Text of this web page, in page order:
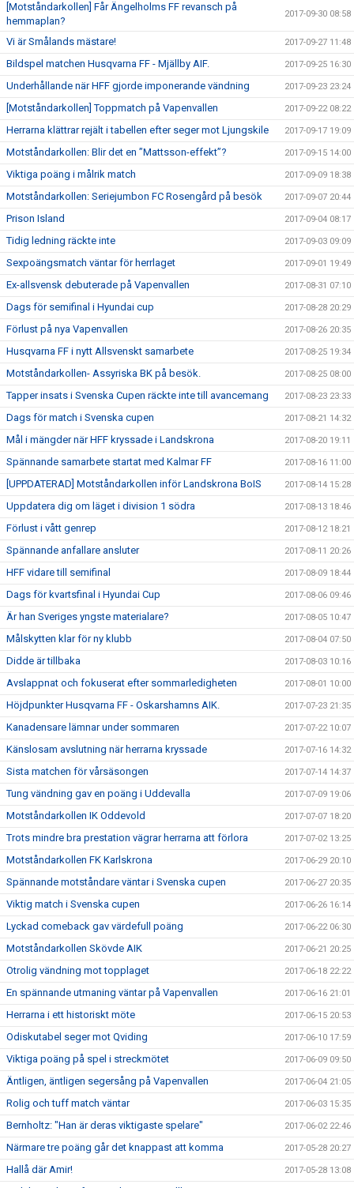
[Motståndarkollen] Får Ängelholms FF revansch på
hemmaplan?
2017-09-30 08:58
Vi är Smålands mästare! 2017-09-27 11:48
Bildspel matchen Husqvarna FF - Mjällby AIF. 2017-09-25 16:30
Underhållande när HFF gjorde imponerande vändning 2017-09-23 23:24
[Motståndarkollen] Toppmatch på Vapenvallen 2017-09-22 08:22
Herrarna klättrar rejält i tabellen efter seger mot Ljungskile 2017-09-17 19:09
Motståndarkollen: Blir det en ”Mattsson-effekt”? 2017-09-15 14:00
Viktiga poäng i målrik match 2017-09-09 18:38
Motståndarkollen: Seriejumbon FC Rosengård på besök 2017-09-07 20:44
Prison Island 2017-09-04 08:17
Tidig ledning räckte inte 2017-09-03 09:09
Sexpoängsmatch väntar för herrlaget 2017-09-01 19:49
Ex-allsvensk debuterade på Vapenvallen 2017-08-31 07:10
Dags för semifinal i Hyundai cup 2017-08-28 20:29
Förlust på nya Vapenvallen 2017-08-26 20:35
Husqvarna FF i nytt Allsvenskt samarbete 2017-08-25 19:34
Motståndarkollen- Assyriska BK på besök. 2017-08-25 08:00
Tapper insats i Svenska Cupen räckte inte till avancemang 2017-08-23 23:33
Dags för match i Svenska cupen 2017-08-21 14:32
Mål i mängder när HFF kryssade i Landskrona 2017-08-20 19:11
Spännande samarbete startat med Kalmar FF 2017-08-16 11:00
[UPPDATERAD] Motståndarkollen inför Landskrona BoIS 2017-08-14 15:28
Uppdatera dig om läget i division 1 södra 2017-08-13 18:46
Förlust i vått genrep 2017-08-12 18:21
Spännande anfallare ansluter 2017-08-11 20:26
HFF vidare till semifinal 2017-08-09 18:44
Dags för kvartsfinal i Hyundai Cup 2017-08-06 09:46
Är han Sveriges yngste materialare? 2017-08-05 10:47
Målskytten klar för ny klubb 2017-08-04 07:50
Didde är tillbaka 2017-08-03 10:16
Avslappnat och fokuserat efter sommarledigheten 2017-08-01 10:00
Höjdpunkter Husqvarna FF - Oskarshamns AIK. 2017-07-23 21:35
Kanadensare lämnar under sommaren 2017-07-22 10:07
Känslosam avslutning när herrarna kryssade 2017-07-16 14:32
Sista matchen för vårsäsongen 2017-07-14 14:37
Tung vändning gav en poäng i Uddevalla 2017-07-09 19:06
Motståndarkollen IK Oddevold 2017-07-07 18:20
Trots mindre bra prestation vägrar herrarna att förlora 2017-07-02 13:25
Motståndarkollen FK Karlskrona 2017-06-29 20:10
Spännande motståndare väntar i Svenska cupen 2017-06-27 20:35
Viktig match i Svenska cupen 2017-06-26 16:14
Lyckad comeback gav värdefull poäng 2017-06-22 06:30
Motståndarkollen Skövde AIK 2017-06-21 20:25
Otrolig vändning mot topplaget 2017-06-18 22:22
En spännande utmaning väntar på Vapenvallen 2017-06-16 21:01
Herrarna i ett historiskt möte 2017-06-15 20:53
Odiskutabel seger mot Qviding 2017-06-10 17:59
Viktiga poäng på spel i streckmötet 2017-06-09 09:50
Äntligen, äntligen segersång på Vapenvallen 2017-06-04 21:05
Rolig och tuff match väntar 2017-06-03 15:35
Bernholtz: "Han är deras viktigaste spelare" 2017-06-02 22:46
Närmare tre poäng går det knappast att komma 2017-05-28 20:27
Hallå där Amir! 2017-05-28 13:08